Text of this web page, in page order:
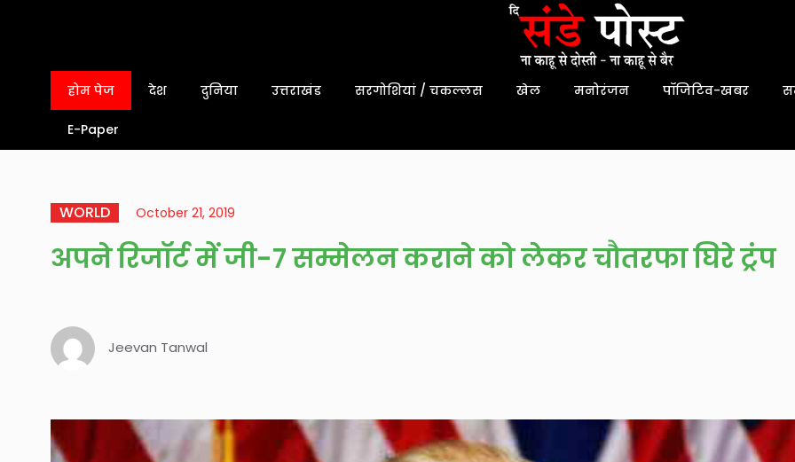
होम पेज देश दुनिया उत्तराखंड सरगोशियां / चकल्लस खेल मनोरंजन पॉजिटिव-खबर
E-Paper
WORLD October 21, 2019
अपने रिजॉर्ट में जी-7 सम्मेलन कराने को लेकर चौतरफा घिरे ट्रंप
Jeevan Tanwal